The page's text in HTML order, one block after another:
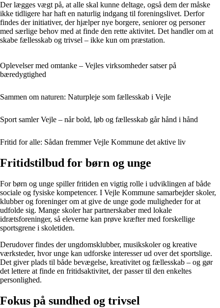
Der lægges vægt på, at alle skal kunne deltage, også dem der måske
ikke tidligere har haft en naturlig indgang til foreningslivet. Derfor
findes der initiativer, der hjælper nye borgere, seniorer og personer
med særlige behov med at finde den rette aktivitet. Det handler om at
skabe fællesskab og trivsel – ikke kun om præstation.
Oplevelser med omtanke – Vejles virksomheder satser på
bæredygtighed
Sammen om naturen: Naturpleje som fællesskab i Vejle
Sport samler Vejle – når bold, løb og fællesskab går hånd i hånd
Fritid for alle: Sådan fremmer Vejle Kommune det aktive liv
Fritidstilbud for børn og unge
For børn og unge spiller fritiden en vigtig rolle i udviklingen af både
sociale og fysiske kompetencer. I Vejle Kommune samarbejder skoler,
klubber og foreninger om at give de unge gode muligheder for at
udfolde sig. Mange skoler har partnerskaber med lokale
idrætsforeninger, så eleverne kan prøve kræfter med forskellige
sportsgrene i skoletiden.
Derudover findes der ungdomsklubber, musikskoler og kreative
værksteder, hvor unge kan udforske interesser ud over det sportslige.
Det giver plads til både bevægelse, kreativitet og fællesskab – og gør
det lettere at finde en fritidsaktivitet, der passer til den enkeltes
personlighed.
Fokus på sundhed og trivsel